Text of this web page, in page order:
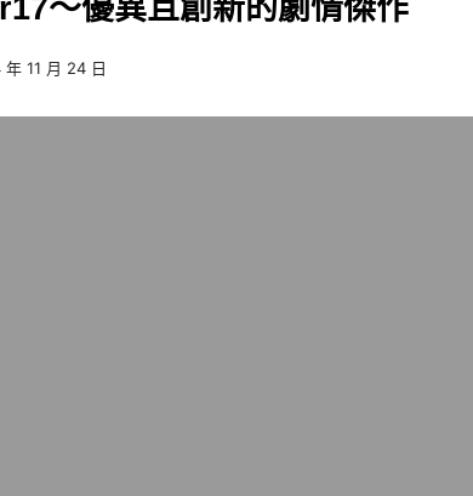
～優異且創新的劇情傑作
11 月 24 日